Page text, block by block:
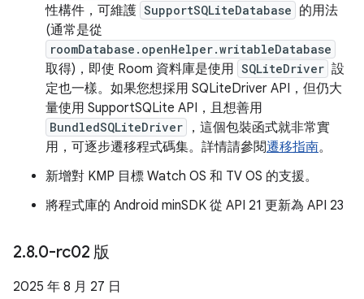
性構件，可維護 SupportSQLiteDatabase 的用法
(通常是從
roomDatabase.openHelper.writableDatabase
取得)，即使 Room 資料庫是使用 SQLiteDriver 設
定也一樣。如果您想採用 SQLiteDriver API，但仍大
量使用 SupportSQLite API，且想善用
BundledSQLiteDriver
，這個包裝函式就非常實
用，可逐步遷移程式碼集。詳情請參閱遷移指南。
新增對 KMP 目標 Watch OS 和 TV OS 的支援。
將程式庫的 Android minSDK 從 API 21 更新為 API 23
2.8.0-rc02 版
2025 年 8 月 27 日